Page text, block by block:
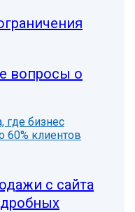
вопросы о
где бизнес
60% клиентов
с сайта